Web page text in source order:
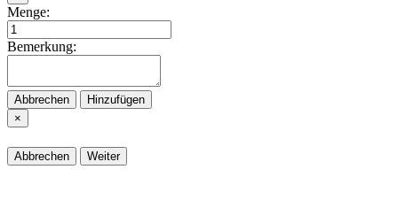
Menge:
Bemerkung:
Abbrechen
Hinzufügen
×
Abbrechen Weiter